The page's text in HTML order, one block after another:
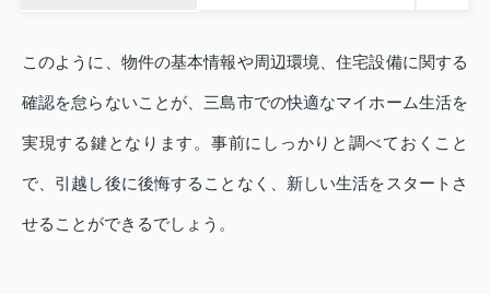
このように、物件の基本情報や周辺環境、住宅設備に関する
確認を怠らないことが、三島市での快適なマイホーム生活を
実現する鍵となります。事前にしっかりと調べておくこと
で、引越し後に後悔することなく、新しい生活をスタートさ
せることができるでしょう。